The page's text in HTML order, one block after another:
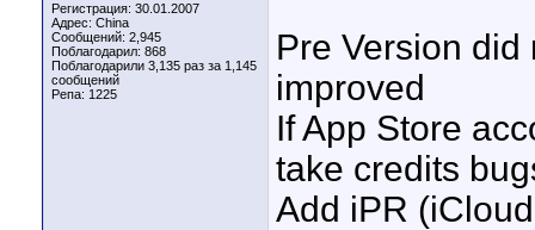
Регистрация: 30.01.2007
Адрес: China
Сообщений: 2,945
Поблагодарил: 868
Поблагодарили 3,135 раз за 1,145
сообщений
Репа: 1225
Pre Version
improved
If App Store
take credits
Add iPR